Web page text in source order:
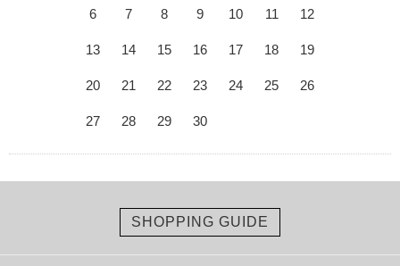
6 7 8 9 10 11 12
13 14 15 16 17 18 19
20 21 22 23 24 25 26
27 28 29 30
SHOPPING GUIDE